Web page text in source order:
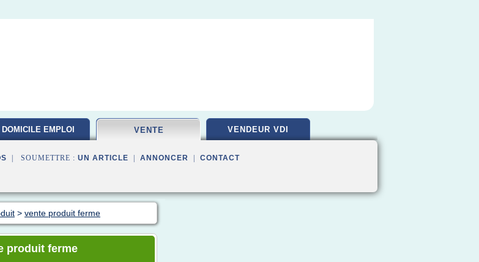
DOMICILE EMPLOI VENTE VENDEUR VDI
| SOUMETTRE : UN ARTICLE ANNONCER CONTACT
> vente produit ferme
produit ferme